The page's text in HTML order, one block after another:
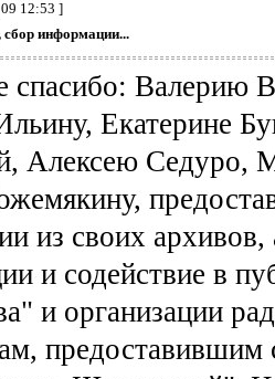
09 12:53 ]
информации...
спасибо: Валерию
Екатерине
Алексею Седуро,
из своих
и содействие в
и организации
предоставившим